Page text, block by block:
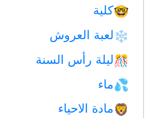
🤓كلية
❄️لعبة العروش
🎊ليلة رأس السنة
💦ماء
🦁مادة الاحياء